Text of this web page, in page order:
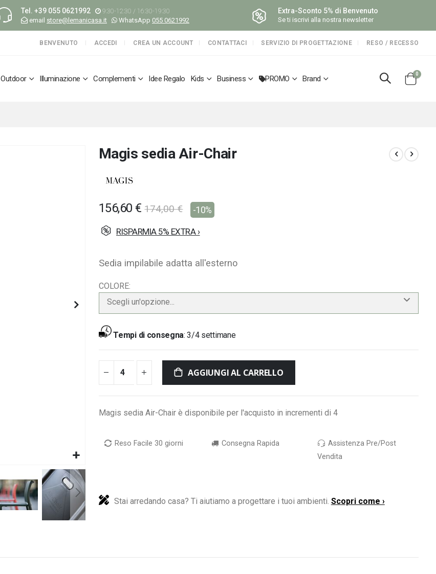
Tel. +39 055 0621992
9:30-12:30 / 16:30-19:30
email store@lemanicasa.it WhatsApp 055 0621992
Extra-Sconto 5% di Benvenuto
Se ti iscrivi alla nostra newsletter
BENVENUTO ACCEDI CREA UN ACCOUNT CONTATTACI SERVIZIO DI PROGETTAZIONE RESO / RECESSO
Outdoor Illuminazione Complementi Idee Regalo Kids Business PROMO Brand
Cart
0
Magis sedia Air-Chair
156,60 € 174,00 € -10%
RISPARMIA 5% EXTRA ›
Sedia impilabile adatta all'esterno
COLORE
Scegli un'opzione...
Tempi di consegna:3/4 settimane
AGGIUNGI AL CARRELLO
Magis sedia Air-Chair è disponibile per l'acquisto in incrementi di 4
Reso Facile 30 giorni Consegna Rapida
Assistenza Pre/Post
Vendita
Stai arredando casa? Ti aiutiamo a progettare i tuoi ambienti. Scopri come ›